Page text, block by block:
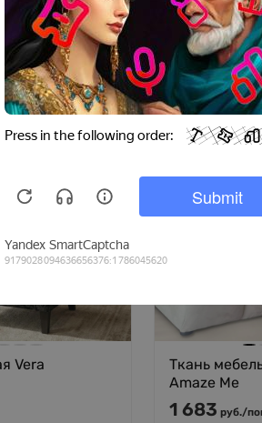
В наличии
В корзину
Vera
Ткань
Amaze Me
1 683 руб./